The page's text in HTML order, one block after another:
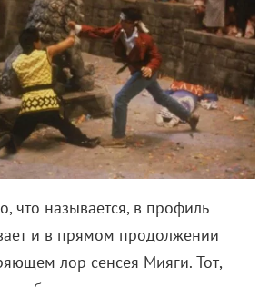
что называется, в профиль
и в прямом продолжении
не без греха, что выясняется во
из Лос-Анджелеса в
клинком Хаттори Ханзо !), куда